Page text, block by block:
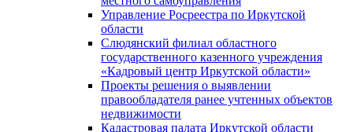
Управление Росреестра по Иркутской
области
Слюдянский филиал областного
государственного казенного учреждения
«Кадровый центр Иркутской области»
Проекты решения о выявлении
правообладателя ранее учтенных объектов
недвижимости
Кадастровая палата Иркутской области